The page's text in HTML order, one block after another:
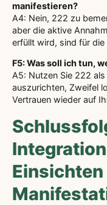
manifestieren?
A4: Nein, 222 zu
aber die aktive
erfüllt wird, sind für
F5: Was soll ich tun,
A5: Nutzen Sie 222
auszurichten, Zweifel
Vertrauen wieder auf
Einsichten